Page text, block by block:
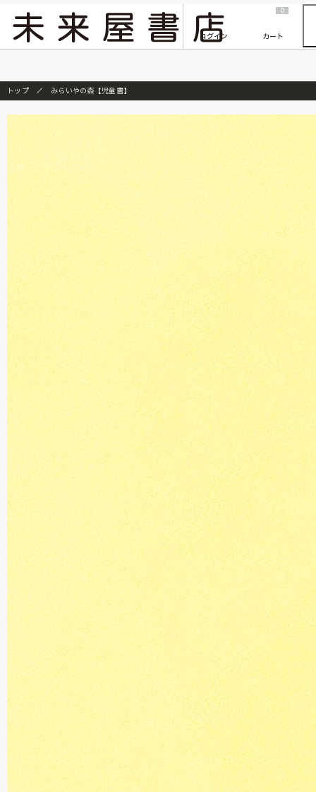
『ONE PIECE magazine 021 ONE PIECEカード付き同梱版』発売延期のご案内
ログイン
0
カート
トップ みらいやの森【児童書】